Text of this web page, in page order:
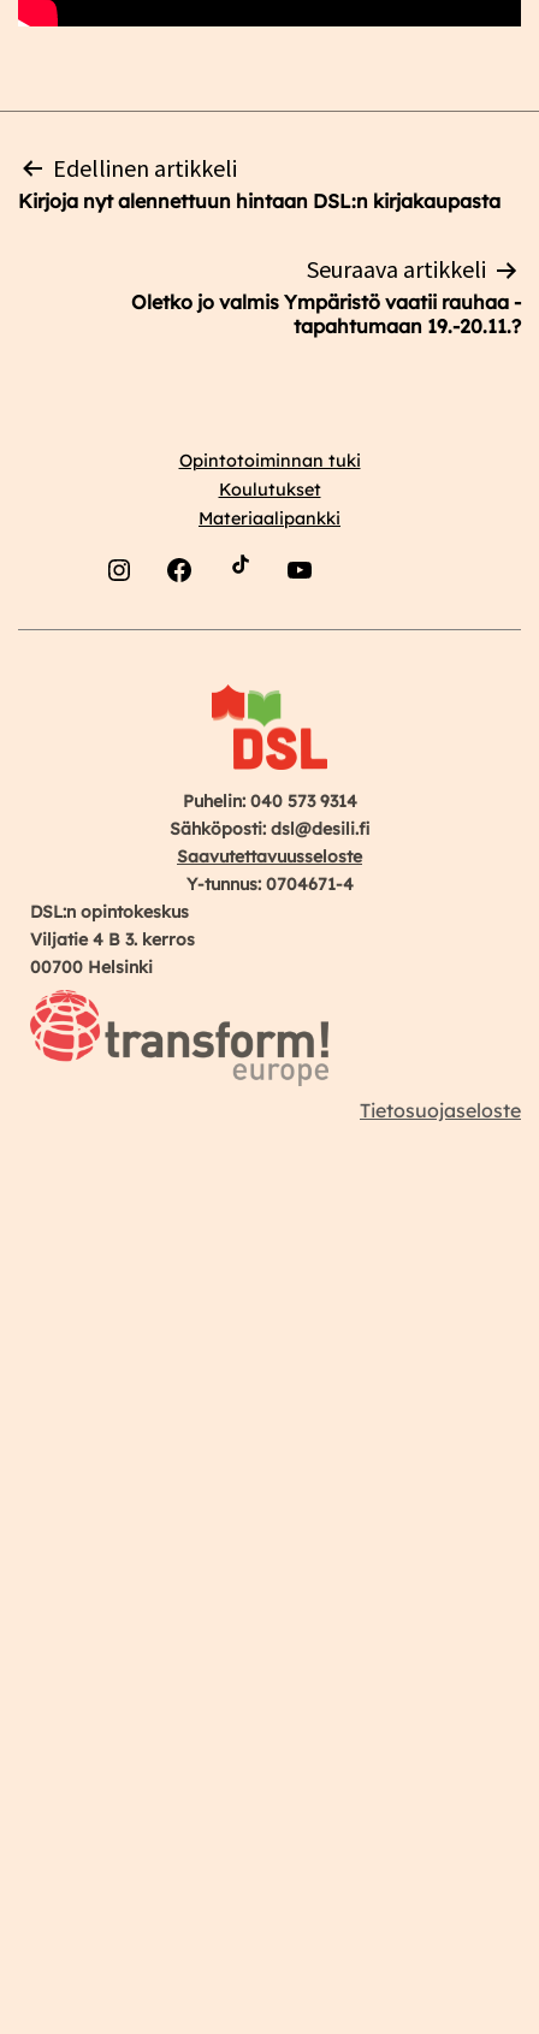
Artikkelien
selaus
Edellinen artikkeli
Kirjoja nyt alennettuun hintaan DSL:n kirjakaupasta
Seuraava artikkeli
Oletko jo valmis Ympäristö vaatii rauhaa -
tapahtumaan 19.-20.11.?
Opintotoiminnan tuki
Koulutukset
Materiaalipankki
Puhelin: 040 573 9314
Sähköposti: dsl@desili.fi
Saavutettavuusseloste
Y-tunnus: 0704671-4
DSL:n opintokeskus
Viljatie 4 B 3. kerros
00700 Helsinki
Tietosuojaseloste